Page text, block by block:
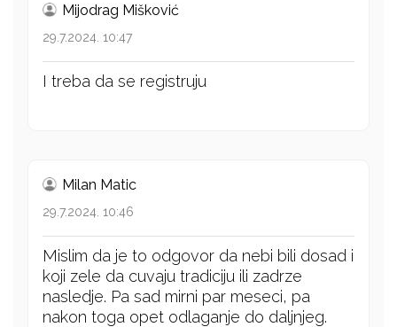
Mijodrag Mišković
29.7.2024. 10:47
I treba da se registruju
Milan Matic
29.7.2024. 10:46
Mislim da je to odgovor da nebi bili dosad i
koji zele da cuvaju tradiciju ili zadrze
nasledje. Pa sad mirni par meseci, pa
nakon toga opet odlaganje do daljnjeg.